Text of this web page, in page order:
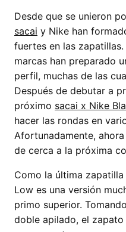
Desde que se unieron
sacai y Nike han
fuertes en las
marcas han preparado
perfil, muchas de las
Después de debutar a
próximo sacai x Nike
hacer las rondas en
Afortunadamente,
de cerca a la próxima
Como la última
Low es una versión
primo superior.
doble apilado, el